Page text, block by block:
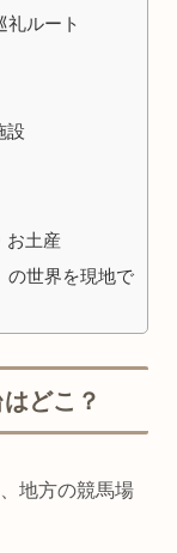
礼ルート
設
お土産
の世界を現地で
どこ？
地方の競馬場